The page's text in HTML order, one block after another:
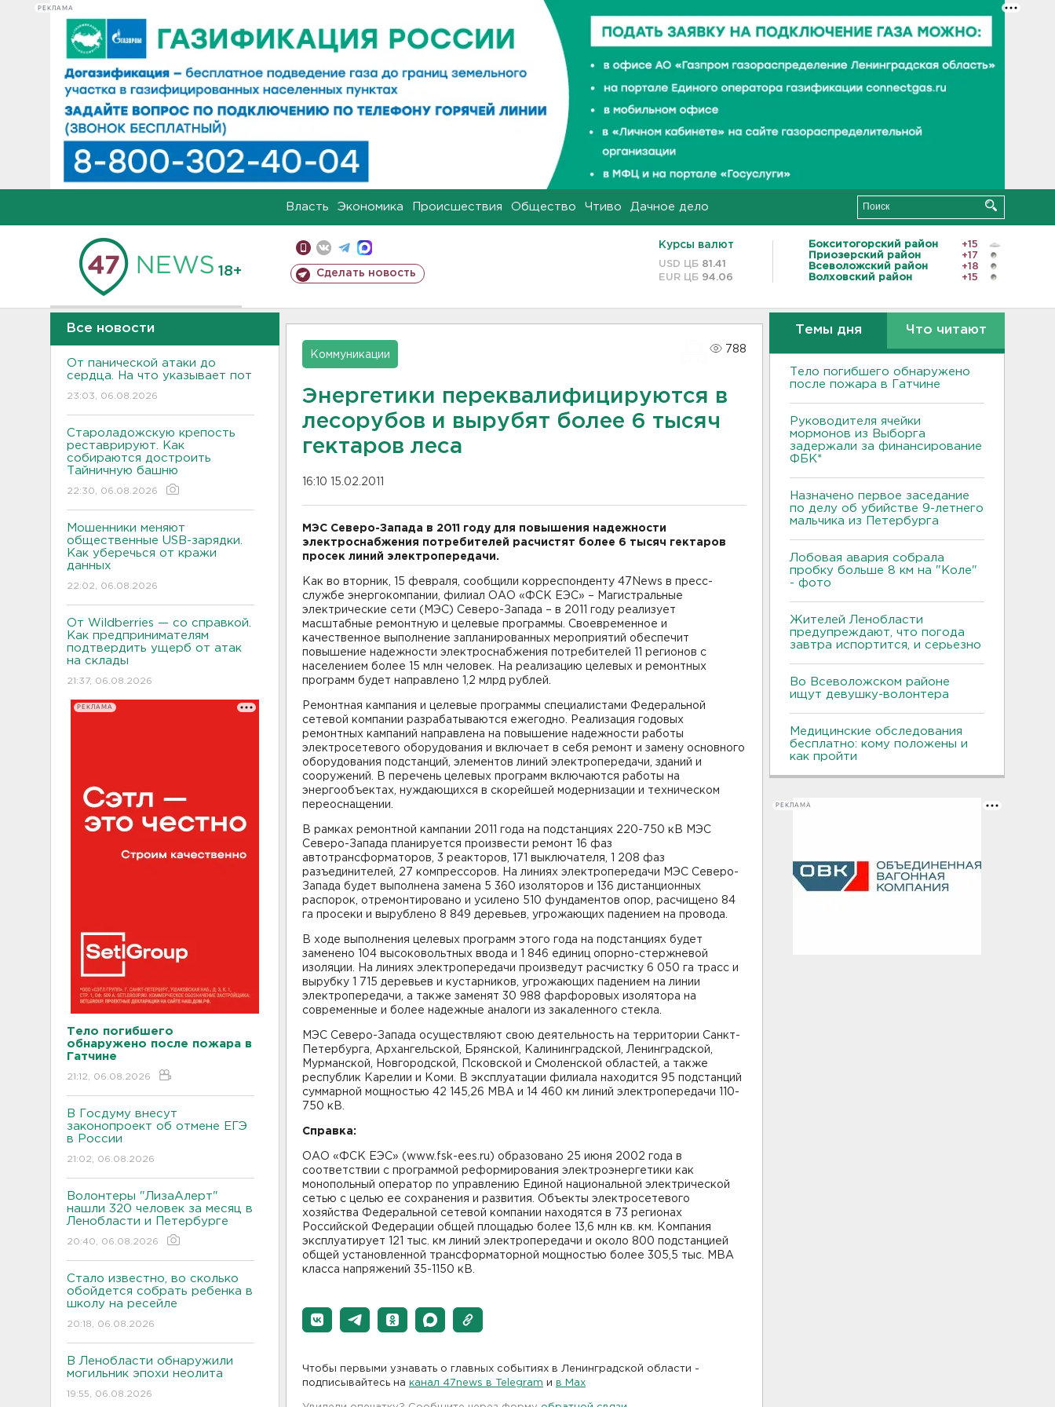
РЕКЛАМА
Власть Экономика Происшествия Общество Чтиво Дачное дело
18+ Сделать новость
Курсы валют
USD ЦБ 81.41
EUR ЦБ 94.06
Бокситогорский район
+15
Приозерский район
+17
Всеволожский район
+18
Волховский район
+15
Все новости
От панической атаки до
сердца. На что указывает пот
23:03, 06.08.2026
Староладожскую крепость
реставрируют. Как
собираются достроить
Тайничную башню
22:30, 06.08.2026
Мошенники меняют
общественные USB-зарядки.
Как уберечься от кражи
данных
22:02, 06.08.2026
От Wildberries — со справкой.
Как предпринимателям
подтвердить ущерб от атак
на склады
21:37, 06.08.2026
РЕКЛАМА
Тело погибшего
обнаружено после пожара в
Гатчине
21:12, 06.08.2026
В Госдуму внесут
законопроект об отмене ЕГЭ
в России
21:02, 06.08.2026
Волонтеры "ЛизаАлерт"
нашли 320 человек за месяц в
Ленобласти и Петербурге
20:40, 06.08.2026
Стало известно, во сколько
обойдется собрать ребенка в
школу на ресейле
20:18, 06.08.2026
В Ленобласти обнаружили
могильник эпохи неолита
19:55, 06.08.2026
Коммуникации
788
Энергетики переквалифицируются в
лесорубов и вырубят более 6 тысяч
гектаров леса
16:10 15.02.2011
МЭС Северо-Запада в 2011 году для повышения надежности
электроснабжения потребителей расчистят более 6 тысяч гектаров
просек линий электропередачи.
Как во вторник, 15 февраля, сообщили корреспонденту 47News в пресс-
службе энергокомпании, филиал ОАО «ФСК ЕЭС» – Магистральные
электрические сети (МЭС) Северо-Запада – в 2011 году реализует
масштабные ремонтную и целевые программы. Своевременное и
качественное выполнение запланированных мероприятий обеспечит
повышение надежности электроснабжения потребителей 11 регионов с
населением более 15 млн человек. На реализацию целевых и ремонтных
программ будет направлено 1,2 млрд рублей.
Ремонтная кампания и целевые программы специалистами Федеральной
сетевой компании разрабатываются ежегодно. Реализация годовых
ремонтных кампаний направлена на повышение надежности работы
электросетевого оборудования и включает в себя ремонт и замену основного
оборудования подстанций, элементов линий электропередачи, зданий и
сооружений. В перечень целевых программ включаются работы на
энергообъектах, нуждающихся в скорейшей модернизации и техническом
переоснащении.
В рамках ремонтной кампании 2011 года на подстанциях 220-750 кВ МЭС
Северо-Запада планируется произвести ремонт 16 фаз
автотрансформаторов, 3 реакторов, 171 выключателя, 1 208 фаз
разъединителей, 27 компрессоров. На линиях электропередачи МЭС Северо-
Запада будет выполнена замена 5 360 изоляторов и 136 дистанционных
распорок, отремонтировано и усилено 510 фундаментов опор, расчищено 84
га просеки и вырублено 8 849 деревьев, угрожающих падением на провода.
В ходе выполнения целевых программ этого года на подстанциях будет
заменено 104 высоковольтных ввода и 1 846 единиц опорно-стержневой
изоляции. На линиях электропередачи произведут расчистку 6 050 га трасс и
вырубку 1 715 деревьев и кустарников, угрожающих падением на линии
электропередачи, а также заменят 30 988 фарфоровых изолятора на
современные и более надежные аналоги из закаленного стекла.
МЭС Северо-Запада осуществляют свою деятельность на территории Санкт-
Петербурга, Архангельской, Брянской, Калининградской, Ленинградской,
Мурманской, Новгородской, Псковской и Смоленской областей, а также
республик Карелии и Коми. В эксплуатации филиала находится 95 подстанций
суммарной мощностью 42 145,26 МВА и 14 460 км линий электропередачи 110-
750 кВ.
Справка:
ОАО «ФСК ЕЭС» (www.fsk-ees.ru) образовано 25 июня 2002 года в
соответствии с программой реформирования электроэнергетики как
монопольный оператор по управлению Единой национальной электрической
сетью с целью ее сохранения и развития. Объекты электросетевого
хозяйства Федеральной сетевой компании находятся в 73 регионах
Российской Федерации общей площадью более 13,6 млн кв. км. Компания
эксплуатирует 121 тыс. км линий электропередачи и около 800 подстанцией
общей установленной трансформаторной мощностью более 305,5 тыс. МВА
класса напряжений 35-1150 кВ.
Чтобы первыми узнавать о главных событиях в Ленинградской области -
подписывайтесь на канал 47news в Telegram и в Maх
Темы дня Что читают
Тело погибшего обнаружено
после пожара в Гатчине
Руководителя ячейки
мормонов из Выборга
задержали за финансирование
ФБК*
Назначено первое заседание
по делу об убийстве 9-летнего
мальчика из Петербурга
Лобовая авария собрала
пробку больше 8 км на "Коле"
- фото
Жителей Ленобласти
предупреждают, что погода
завтра испортится, и серьезно
Во Всеволожском районе
ищут девушку-волонтера
Медицинские обследования
бесплатно: кому положены и
как пройти
РЕКЛАМА